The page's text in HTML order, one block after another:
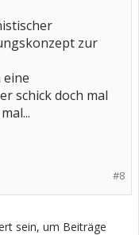
zur
schick doch mal
#8
sein, um Beiträge